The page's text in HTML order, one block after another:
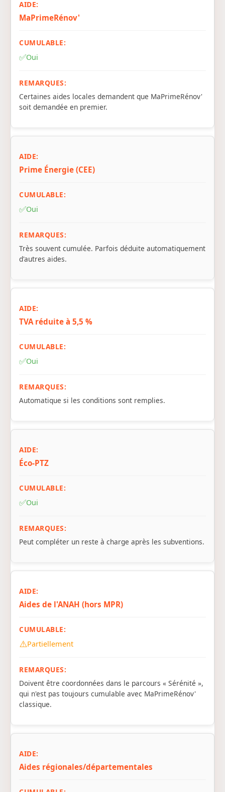
MaPrimeRénov'
✅Oui
Certaines aides locales demandent que MaPrimeRénov'
soit demandée en premier.
Prime Énergie (CEE)
✅Oui
Très souvent cumulée. Parfois déduite automatiquement
d'autres aides.
TVA réduite à 5,5 %
✅Oui
Automatique si les conditions sont remplies.
Éco-PTZ
✅Oui
Peut compléter un reste à charge après les subventions.
Aides de l'ANAH (hors MPR)
⚠️Partiellement
Doivent être coordonnées dans le parcours « Sérénité »,
qui n'est pas toujours cumulable avec MaPrimeRénov'
classique.
Aides régionales/départementales